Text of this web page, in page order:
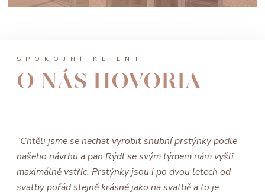
SPOKOJNÍ KLIENTI
O NÁS HOVORIA
“Chtěli jsme se nechat vyrobit snubní prstýnky podle
našeho návrhu a pan Rýdl se svým týmem nám vyšli
maximálně vstříc. Prstýnky jsou i po dvou letech od
svatby pořád stejně krásné jako na svatbě a to je